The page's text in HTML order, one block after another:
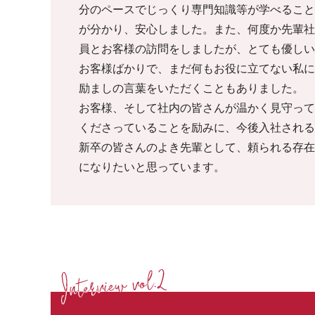
分のペースでじっくり専門知識等が学べること
が分かり、安心しました。また、何度か先輩社
員とお客様の訪問をしましたが、とても優しい
お客様ばかりで、まだ何もお役に立てない私に
励ましの言葉をいただくこともありました。
お客様、そして社内の皆さんが温かく見守って
くださっていることを励みに、今後入社される
新卒の皆さんのよき先輩として、頼られる存在
になりたいと思っています。